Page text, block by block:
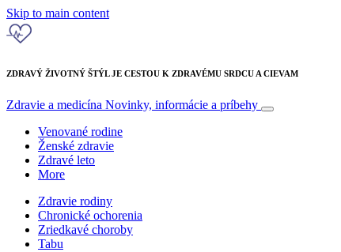
Skip to main content
ZDRAVÝ ŽIVOTNÝ ŠTÝL JE CESTOU K ZDRAVÉMU SRDCU A CIEVAM
Zdravie a medicína Novinky, informácie a príbehy
Venované rodine
Ženské zdravie
Zdravé leto
More
Zdravie rodiny
Chronické ochorenia
Zriedkavé choroby
Tabu